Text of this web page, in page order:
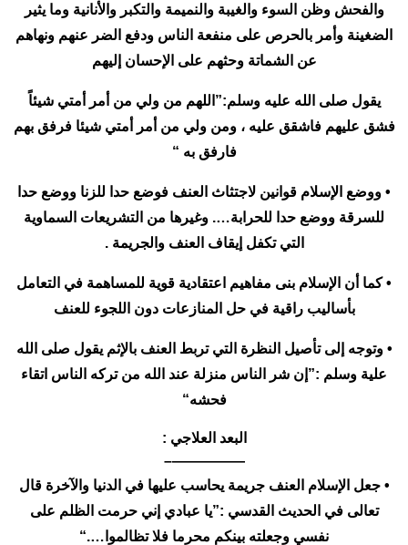
والفحش وظن السوء والغيبة والنميمة والتكبر والأنانية وما يثير
الضغينة وأمر بالحرص على منفعة الناس ودفع الضر عنهم ونهاهم
عن الشماتة وحثهم على الإحسان إليهم
يقول صلى الله عليه وسلم:”اللهم من ولي من أمر أمتي شيئاً
فشق عليهم فاشقق عليه ، ومن ولي من أمر أمتي شيئا فرفق بهم
فارفق به “
• ووضع الإسلام قوانين لاجتثاث العنف فوضع حدا للزنا ووضع حدا
للسرقة ووضع حدا للحرابة…. وغيرها من التشريعات السماوية
التي تكفل إيقاف العنف والجريمة .
• كما أن الإسلام بنى مفاهيم اعتقادية قوية للمساهمة في التعامل
بأساليب راقية في حل المنازعات دون اللجوء للعنف
• وتوجه إلى تأصيل النظرة التي تربط العنف بالإثم يقول صلى الله
علية وسلم :”إن شر الناس منزلة عند الله من تركه الناس اتقاء
فحشه“
البعد العلاجي :
—————–
• جعل الإسلام العنف جريمة يحاسب عليها في الدنيا والآخرة قال
تعالى في الحديث القدسي :”يا عبادي إني حرمت الظلم على
نفسي وجعلته بينكم محرما فلا تظالموا….“